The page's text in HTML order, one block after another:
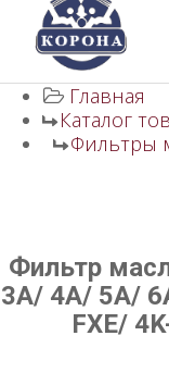
Главная
Каталог
Фильтры
Фильтр
3A/ 4A/ 5A/
FXE/